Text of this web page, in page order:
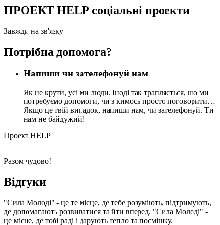
ПРОЕКТ HELP соціальні проекти
Завжди на зв'язку
Потрібна допомога?
Напиши чи зателефонуй нам
Як не крути, усі ми люди. Іноді так трапляється, що ми
потребуємо допомоги, чи з кимось просто поговорити…
Якщо це твій випадок, напиши нам, чи зателефонуй. Ти
нам не байдужий!
Проект HELP
Разом чудово!
Відгуки
"Сила Молоді" - це те місце, де тебе розуміють, підтримують,
де допомагають розвиватися та йти вперед. "Сила Молоді" -
це місце, де тобі раді і дарують тепло та посмішку.